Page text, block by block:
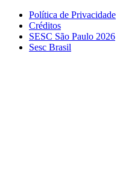
Política de Privacidade
Créditos
SESC São Paulo 2026
Sesc Brasil